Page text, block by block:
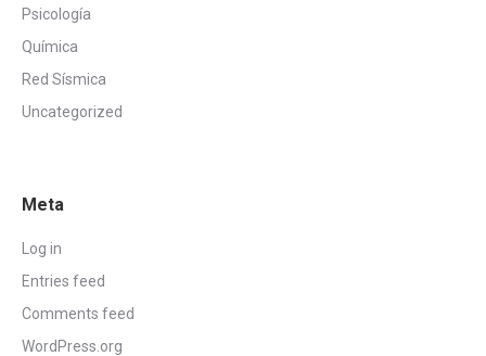
Psicología
Química
Red Sísmica
Uncategorized
Meta
Log in
Entries feed
Comments feed
WordPress.org